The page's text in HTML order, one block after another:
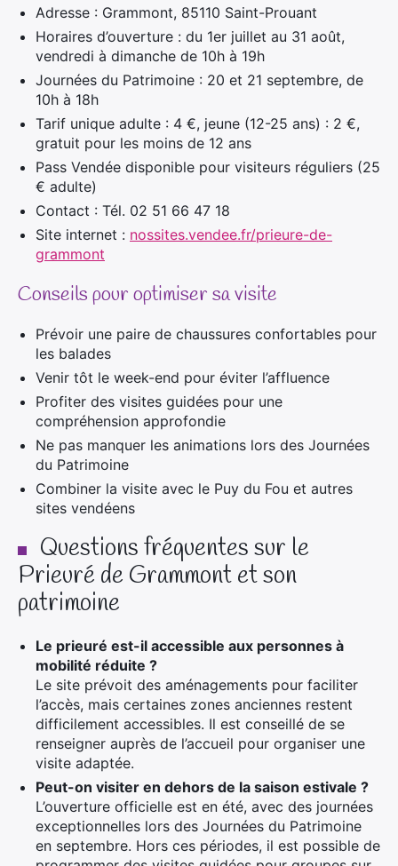
Adresse : Grammont, 85110 Saint-Prouant
Horaires d’ouverture : du 1er juillet au 31 août,
vendredi à dimanche de 10h à 19h
Journées du Patrimoine : 20 et 21 septembre, de
10h à 18h
Tarif unique adulte : 4 €, jeune (12-25 ans) : 2 €,
gratuit pour les moins de 12 ans
Pass Vendée disponible pour visiteurs réguliers (25
€ adulte)
Contact : Tél. 02 51 66 47 18
Site internet : nossites.vendee.fr/prieure-de-
grammont
Conseils pour optimiser sa visite
Prévoir une paire de chaussures confortables pour
les balades
Venir tôt le week-end pour éviter l’affluence
Profiter des visites guidées pour une
compréhension approfondie
Ne pas manquer les animations lors des Journées
du Patrimoine
Combiner la visite avec le Puy du Fou et autres
sites vendéens
Questions fréquentes sur le
Prieuré de Grammont et son
patrimoine
Le prieuré est-il accessible aux personnes à
mobilité réduite ?
Le site prévoit des aménagements pour faciliter
l’accès, mais certaines zones anciennes restent
difficilement accessibles. Il est conseillé de se
renseigner auprès de l’accueil pour organiser une
visite adaptée.
Peut-on visiter en dehors de la saison estivale ?
L’ouverture officielle est en été, avec des journées
exceptionnelles lors des Journées du Patrimoine
en septembre. Hors ces périodes, il est possible de